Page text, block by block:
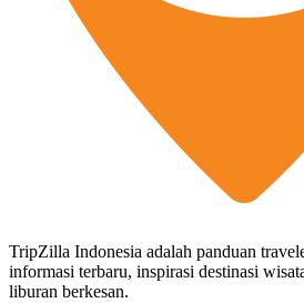
TripZilla Indonesia adalah panduan
informasi terbaru, inspirasi destinasi
liburan berkesan.